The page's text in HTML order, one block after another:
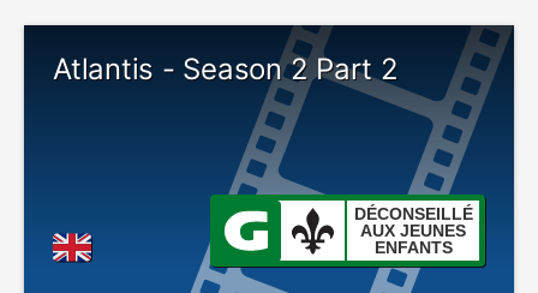
Atlantis - Season 2 Part 2
DÉCONSEILLÉ
AUX JEUNES
ENFANTS